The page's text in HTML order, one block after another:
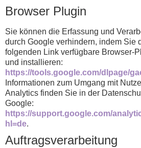
Browser Plugin
Sie können die Erfassung und
durch Google verhindern, indem Sie
folgenden Link verfügbare Browser-
und installieren:
https://tools.google.com/dlpage/
Informationen zum Umgang mit
Analytics finden Sie in der
Google:
https://support.google.com/
hl=de.
Auftragsverarbeitung